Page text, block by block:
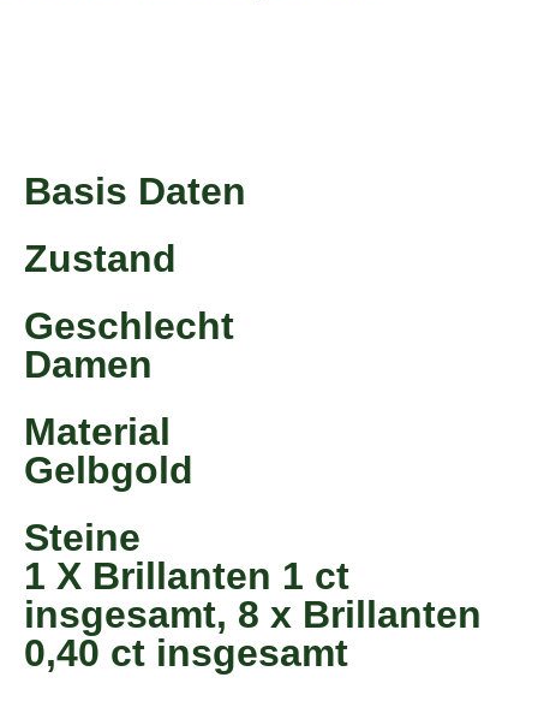
Basis Daten
Zustand
Geschlecht
Damen
Material
Gelbgold
Steine
1 X Brillanten 1 ct
insgesamt, 8 x Brillanten
0,40 ct insgesamt